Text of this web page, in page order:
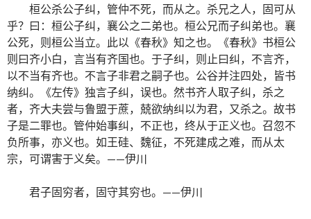
桓公杀公子纠，管仲不死，而从之。杀兄之人，固可从
乎？曰：桓公子纠，襄公之二弟也。桓公兄而子纠弟也。襄
公死，则桓公当立。此以《春秋》知之也。《春秋》书桓公
则曰齐小白，言当有齐国也。于子纠，则止曰纠，不言齐，
以不当有齐也。不言子非君之嗣子也。公谷并注四处，皆书
纳纠。《左传》独言子纠，误也。然书齐人取子纠，杀之
者，齐大夫尝与鲁盟于蔗，兢欲纳纠以为君，又杀之。故书
子是二罪也。管仲始事纠，不正也，终从于正义也。召忽不
负所事，亦义也。如王硅、魏征，不死建成之难，而从太
宗，可谓害于义矣。——伊川
君子固穷者，固守其穷也。——伊川